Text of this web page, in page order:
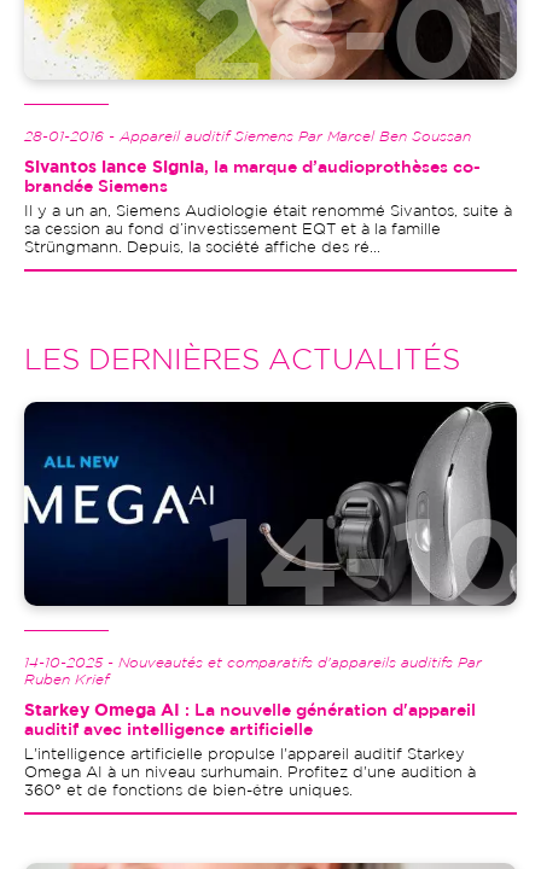
28-01-2016 - Appareil auditif Siemens Par Marcel Ben Soussan
Sivantos lance Signia, la marque d’audioprothèses co-
brandée Siemens
Il y a un an, Siemens Audiologie était renommé Sivantos, suite à
sa cession au fond d’investissement EQT et à la famille
Strüngmann. Depuis, la société affiche des ré...
LES DERNIÈRES ACTUALITÉS
Image
14-10-2025 - Nouveautés et comparatifs d'appareils auditifs Par
Ruben Krief
Starkey Omega AI
: La nouvelle génération d'appareil
auditif avec intelligence artificielle
L'intelligence artificielle propulse l'appareil auditif Starkey
Omega AI à un niveau surhumain. Profitez d'une audition à
360° et de fonctions de bien-être uniques.